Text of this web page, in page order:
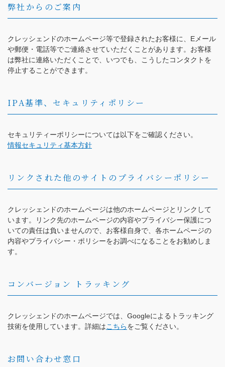
弊社からのご案内
クレッシェンドのホームページ等で登録されたお客様に、Eメール
や郵便・電話等でご連絡させていただくことがあります。お客様
は弊社に連絡いただくことで、いつでも、こうしたコンタクトを
停止することができます。
IPA基準、セキュリティポリシー
セキュリティーポリシーについては以下をご確認ください。
情報セキュリティ基本方針
リンクされた他のサイトのプライバシーポリシー
クレッシェンドのホームページは他のホームページとリンクして
います。リンク先のホームページの内容やプライバシー保護につ
いての責任は負いませんので、お客様自身で、各ホームページの
内容やプライバシー・ポリシーをお調べになることをお勧めしま
す。
コンバージョン トラッキング
クレッシェンドのホームページでは、Googleによるトラッキング
技術を使用しています。詳細はこちらをご覧ください。
お問い合わせ窓口